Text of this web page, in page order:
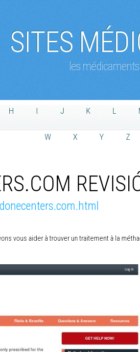
SITES
les médicaments
H I J K L
W X Y Z
vous aider à trouver un traitement à la